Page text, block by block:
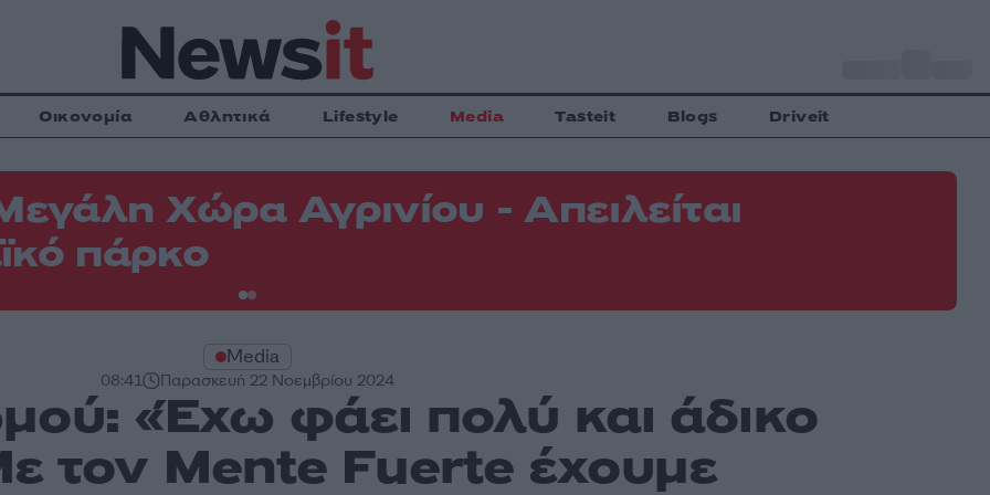
Οικονομία Αθλητικά Lifestyle Media Tasteit Blogs Driveit
Χώρα Αγρινίου - Απειλείται
πάρκο
Media
08:41 Παρασκευή 22 Νοεμβρίου 2024
«Έχω φάει πολύ και άδικο
τον Mente Fuerte έχουμε